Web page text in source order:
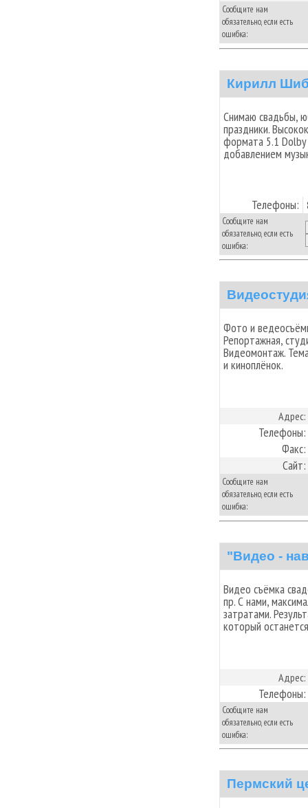
Сообщите нам
обязательно, если есть
ошибка:
Кирилл
Снимаю свадьбы,
праздники.
формата 5.1 Dolby
добавлением
Телефоны:
Сообщите нам
обязательно, если есть
ошибка:
Фото и
Репортажная,
Видеомонтаж.
и киноплёнок.
Адрес:
Телефоны:
Факс:
Сайт:
Сообщите нам
обязательно, если есть
ошибка:
"Видео -
Видео съёмка
пр. С нами,
затратами.
который
Адрес:
Телефоны:
Сообщите нам
обязательно, если есть
ошибка:
Пермский